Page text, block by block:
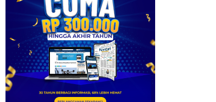
Leapmotor Mulai
Perakitan Lokal, Siapkan
Kapasitas Produksi
34.000 Unit per Tahun
7
Pembangunan Gedung
DPR IKN Masuk Tahap
Struktur